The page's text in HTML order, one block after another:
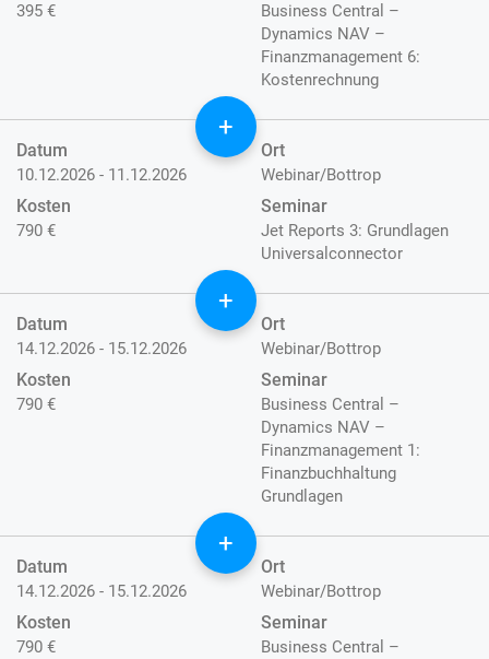
395 €
Business Central –
Dynamics NAV –
Finanzmanagement 6:
Kostenrechnung
+
Datum
10.12.2026 - 11.12.2026
Ort
Webinar/Bottrop
Kosten
790 €
Seminar
Jet Reports 3: Grundlagen
Universalconnector
+
Datum
14.12.2026 - 15.12.2026
Ort
Webinar/Bottrop
Kosten
790 €
Seminar
Business Central –
Dynamics NAV –
Finanzmanagement 1:
Finanzbuchhaltung
Grundlagen
+
Datum
14.12.2026 - 15.12.2026
Ort
Webinar/Bottrop
Kosten
790 €
Seminar
Business Central –